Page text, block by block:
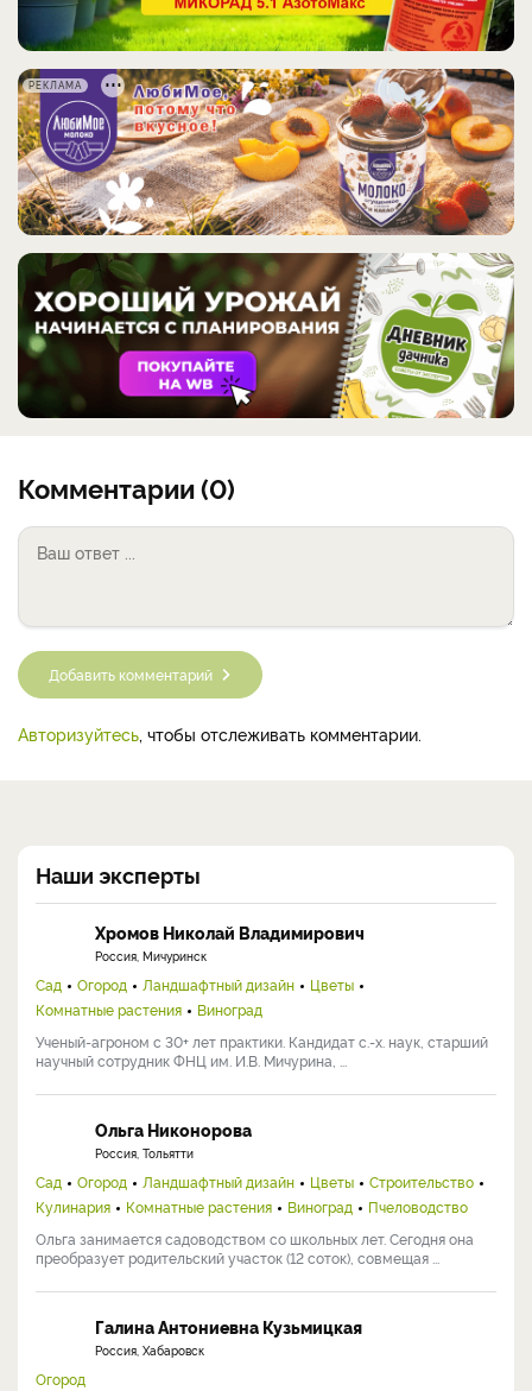
РЕКЛАМА
Комментарии (0)
Добавить комментарий
Авторизуйтесь, чтобы отслеживать комментарии.
Наши эксперты
Хромов Николай Владимирович
Россия, Мичуринск
Сад Огород Ландшафтный дизайн
Цветы
Комнатные растения
Виноград
Ученый-агроном с 30+ лет практики. Кандидат с.-х. наук, старший
научный сотрудник ФНЦ им. И.В. Мичурина, ...
Ольга Никонорова
Россия, Тольятти
Сад Огород Ландшафтный дизайн Цветы
Строительство
Кулинария
Комнатные растения Виноград
Пчеловодство
Ольга занимается садоводством со школьных лет. Сегодня она
преобразует родительский участок (12 соток), совмещая ...
Галина Антониевна Кузьмицкая
Россия, Хабаровск
Огород